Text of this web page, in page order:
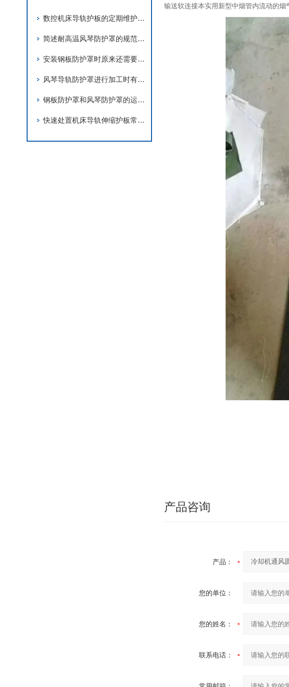
数控机床导轨护板的定期维护保养方法分享
简述耐高温风琴防护罩的规范安装步骤
安装钢板防护罩时原来还需要注意这些问题！快来看看你都知道吗
风琴导轨防护罩进行加工时有哪些要求
钢板防护罩和风琴防护罩的运用方式你知道吗？
快速处置机床导轨伸缩护板常见故障是保障机床稳定运行的关键
输送软连接本实用新型中烟管内流动的烟
产品咨询
产品：
您的单位：
您的姓名：
联系电话：